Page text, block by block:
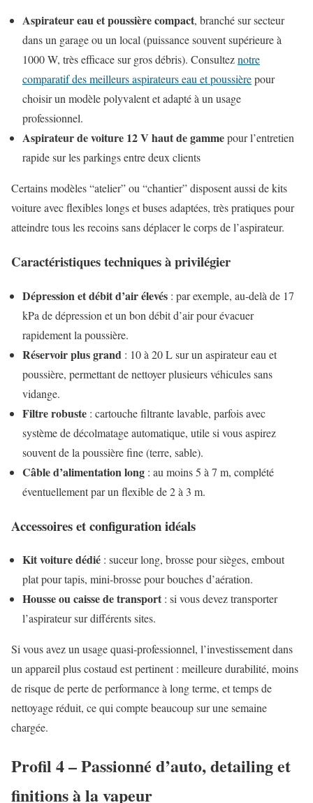
Aspirateur eau et poussière compact, branché sur secteur
dans un garage ou un local (puissance souvent supérieure à
1000 W, très efficace sur gros débris). Consulteznotre
comparatif des meilleurs aspirateurs eau et poussièrepour
choisir un modèle polyvalent et adapté à un usage
professionnel.
Aspirateur de voiture 12 V haut de gammepour l’entretien
rapide sur les parkings entre deux clients
Certains modèles “atelier” ou “chantier” disposent aussi de kits
voiture avec flexibles longs et buses adaptées, très pratiques pour
atteindre tous les recoins sans déplacer le corps de l’aspirateur.
Caractéristiques techniques à privilégier
Dépression et débit d’air élevés : par exemple, au-delà de 17
kPa de dépression et un bon débit d’air pour évacuer
rapidement la poussière.
Réservoir plus grand : 10 à 20 L sur un aspirateur eau et
poussière, permettant de nettoyer plusieurs véhicules sans
vidange.
Filtre robuste : cartouche filtrante lavable, parfois avec
système de décolmatage automatique, utile si vous aspirez
souvent de la poussière fine (terre, sable).
Câble d’alimentation long : au moins 5 à 7 m, complété
éventuellement par un flexible de 2 à 3 m.
Accessoires et configuration idéals
Kit voiture dédié : suceur long, brosse pour sièges, embout
plat pour tapis, mini-brosse pour bouches d’aération.
Housse ou caisse de transport : si vous devez transporter
l’aspirateur sur différents sites.
Si vous avez un usage quasi-professionnel, l’investissement dans
un appareil plus costaud est pertinent : meilleure durabilité, moins
de risque de perte de performance à long terme, et temps de
nettoyage réduit, ce qui compte beaucoup sur une semaine
chargée.
Profil 4 – Passionné d’auto, detailing et
finitions à la vapeur